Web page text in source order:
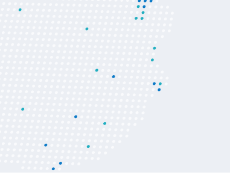
El insumo de Aravanlabs ya está
exportaciones a varios países de